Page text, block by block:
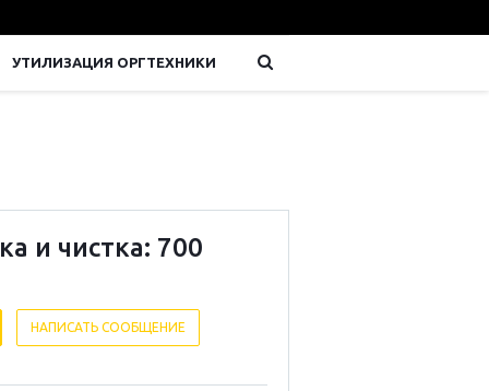
УТИЛИЗАЦИЯ ОРГТЕХНИКИ
и чистка: 700
НАПИСАТЬ СООБЩЕНИЕ